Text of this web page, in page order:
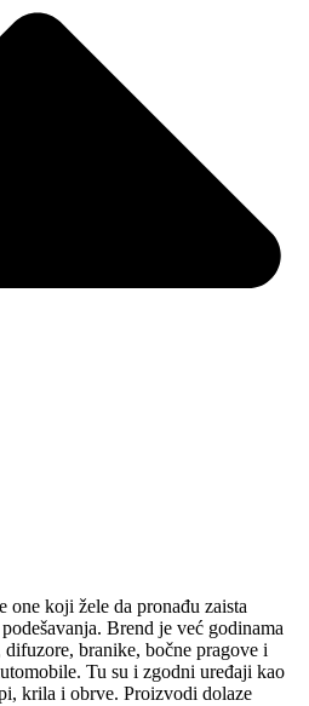
koji žele da pronađu zaista
Brend je već godinama
branike, bočne pragove i
Tu su i zgodni uređaji kao
krila i obrve. Proizvodi dolaze